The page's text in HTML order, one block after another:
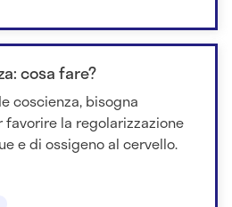
cosa fare?
coscienza, bisogna
la regolarizzazione
e di ossigeno al cervello.